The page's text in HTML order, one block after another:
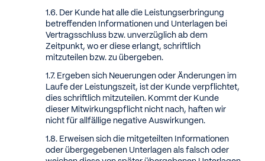
Der Kunde hat alle die Leistungserbringung
betreffenden Informationen und Unterlagen bei
Vertragsschluss bzw. unverzüglich ab dem
Zeitpunkt, wo er diese erlangt, schriftlich
mitzuteilen bzw. zu übergeben.
Ergeben sich Neuerungen oder Änderungen im
Laufe der Leistungszeit, ist der Kunde verpflichtet,
dies schriftlich mitzuteilen. Kommt der Kunde
dieser Mitwirkungspflicht nicht nach, haften wir
nicht für allfällige negative Auswirkungen.
Erweisen sich die mitgeteilten Informationen
oder übergegebenen Unterlagen als falsch oder